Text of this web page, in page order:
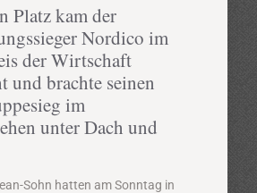
Platz kam der
Nordico im
der Wirtschaft
und brachte seinen
im
unter Dach und
Sohn hatten am Sonntag in